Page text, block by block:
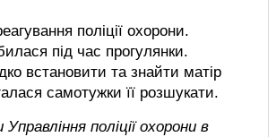
поліції охорони.
під час прогулянки.
встановити та знайти матір
самотужки її розшукати.
поліції охорони в